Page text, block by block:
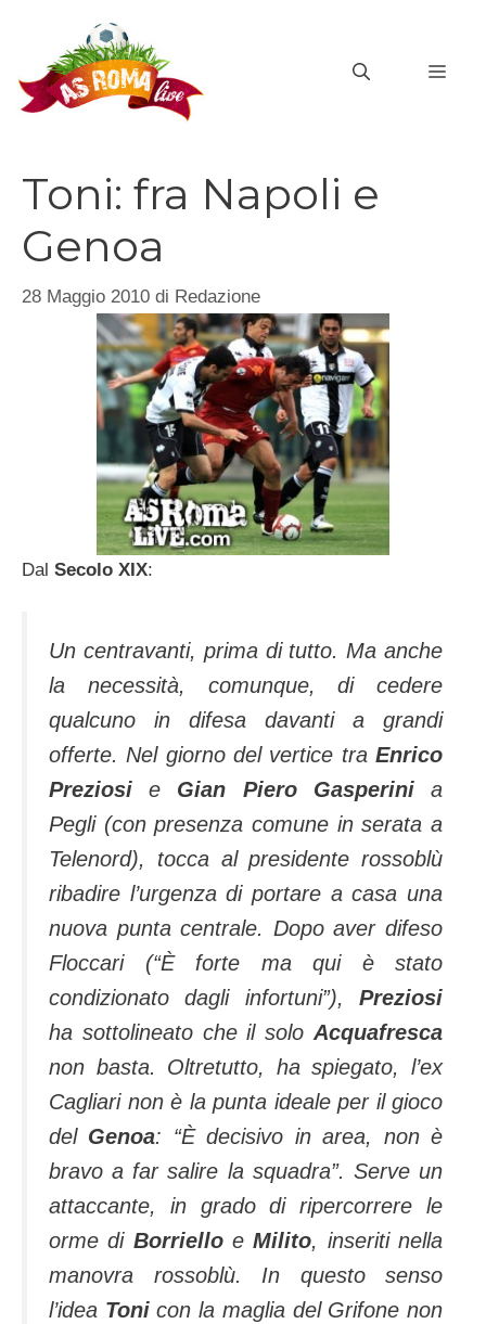
contenuto
Toni: fra Napoli e
Genoa
28 Maggio 2010 di Redazione
Dal Secolo XIX:
Un centravanti, prima di tutto. Ma anche
la necessità, comunque, di cedere
qualcuno in difesa davanti a grandi
offerte. Nel giorno del vertice tra Enrico
Preziosi e Gian Piero Gasperinia
Pegli (con presenza comune in serata a
Telenord), tocca al presidente rossoblù
ribadire l’urgenza di portare a casa una
nuova punta centrale. Dopo aver difeso
Floccari (“È forte ma qui è stato
condizionato dagli infortuni”), Preziosi
ha sottolineato che il solo Acquafresca
non basta. Oltretutto, ha spiegato, l’ex
Cagliari non è la punta ideale per il gioco
del Genoa: “È decisivo in area, non è
bravo a far salire la squadra”. Serve un
attaccante, in grado di ripercorrere le
orme di BorrielloeMilito, inseriti nella
manovra rossoblù. In questo senso
l’idea Tonicon la maglia del Grifone non